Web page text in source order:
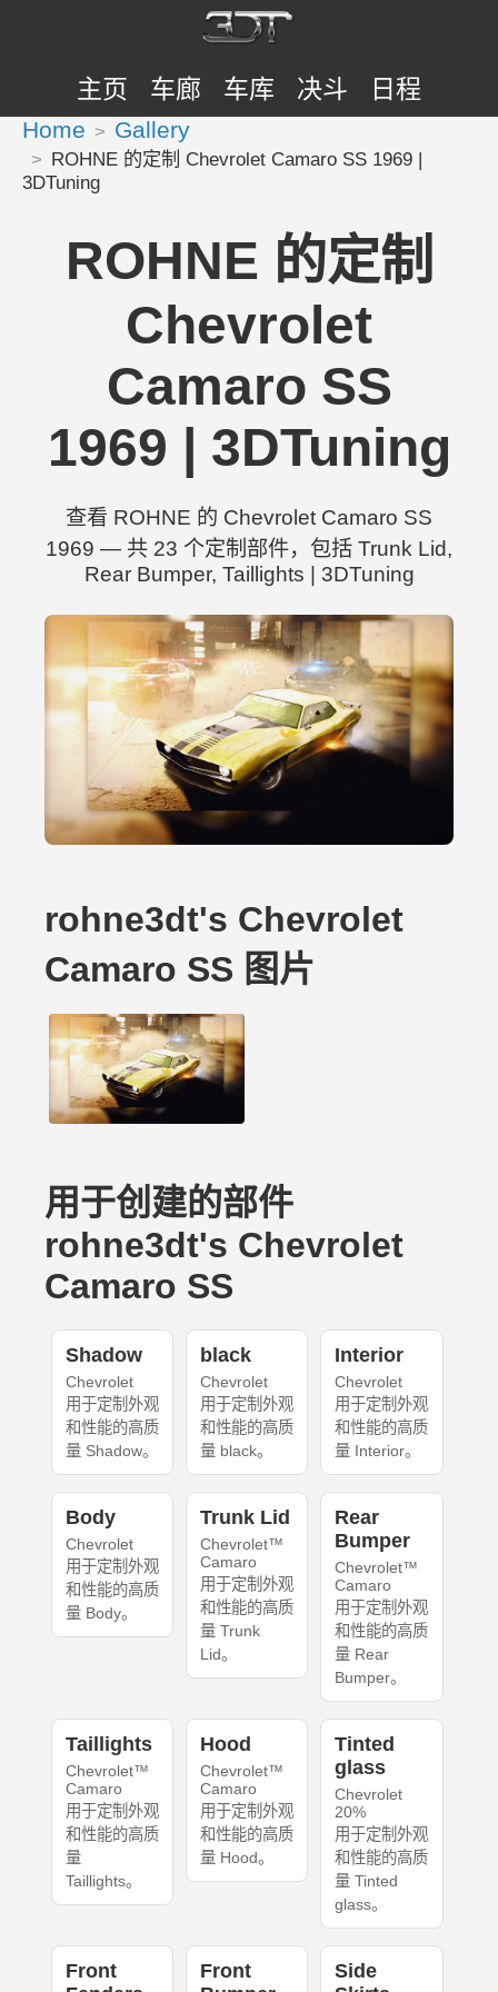
主页 车廊 车库 决斗 日程
Home Gallery
ROHNE 的定制 Chevrolet Camaro SS 1969 |
3DTuning
ROHNE 的定制
Chevrolet
Camaro SS
1969 | 3DTuning
查看 ROHNE 的 Chevrolet Camaro SS
1969 — 共 23 个定制部件，包括 Trunk Lid,
Rear Bumper, Taillights | 3DTuning
rohne3dt's Chevrolet
Camaro SS 图片
用于创建的部件
rohne3dt's Chevrolet
Camaro SS
Shadow
Chevrolet
用于定制外观
和性能的高质
量 Shadow。
black
Chevrolet
用于定制外观
和性能的高质
量 black。
Interior
Chevrolet
用于定制外观
和性能的高质
量 Interior。
Body
Chevrolet
用于定制外观
和性能的高质
量 Body。
Trunk Lid
Chevrolet™
Camaro
用于定制外观
和性能的高质
量 Trunk
Lid。
Rear
Bumper
Chevrolet™
Camaro
用于定制外观
和性能的高质
量 Rear
Bumper。
Taillights
Chevrolet™
Camaro
用于定制外观
和性能的高质
量
Taillights。
Hood
Chevrolet™
Camaro
用于定制外观
和性能的高质
量 Hood。
Tinted
glass
Chevrolet
20%
用于定制外观
和性能的高质
量 Tinted
glass。
Front
Front
Side